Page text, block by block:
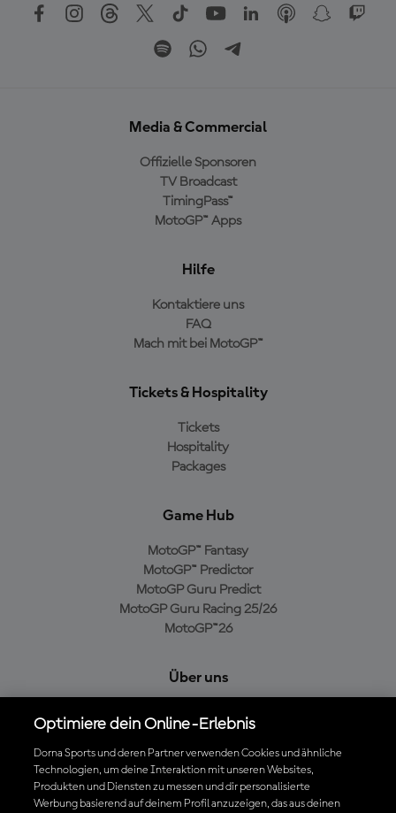
Media & Commercial
Offizielle Sponsoren
TV Broadcast
TimingPass™
MotoGP™ Apps
Hilfe
Kontaktiere uns
FAQ
Mach mit bei MotoGP™
Tickets & Hospitality
Tickets
Hospitality
Packages
Game Hub
MotoGP™ Fantasy
MotoGP™ Predictor
MotoGP Guru Predict
MotoGP Guru Racing 25/26
MotoGP™26
Über uns
Cookie-Richtlinien
Geschäftsbedingungen
Datenschutzrichtlinien
Kaufrichtlinie
Optimiere dein Online-Erlebnis
Dorna Sports und deren Partner verwenden Cookies und ähnliche
Technologien, um deine Interaktion mit unseren Websites,
Produkten und Diensten zu messen und dir personalisierte
Werbung basierend auf deinem Profil anzuzeigen, das aus deinen